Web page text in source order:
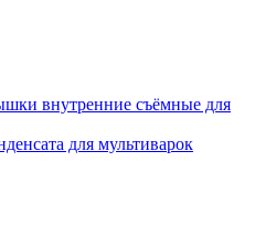
внутренние съёмные для
для мультиварок